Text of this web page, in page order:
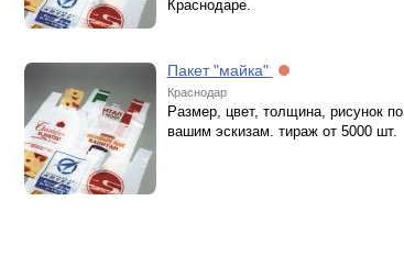
Краснодаре.
Пакет "майка"
Краснодар
Размер, цвет, толщина, рисунок по
вашим эскизам. тираж от 5000 шт.